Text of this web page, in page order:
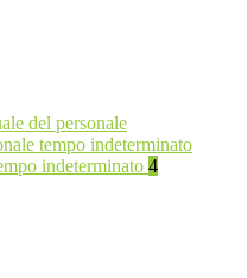
del personale
tempo indeterminato
indeterminato 4